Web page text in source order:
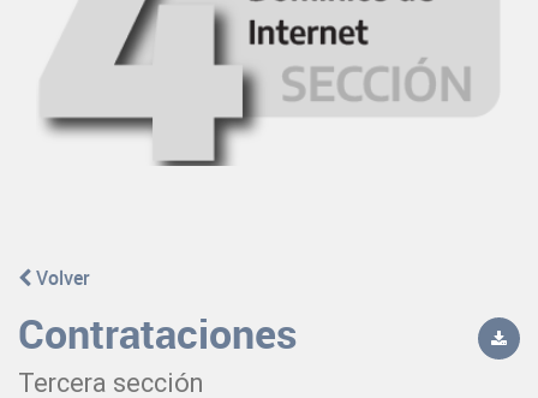
Volver
Contrataciones
Tercera sección